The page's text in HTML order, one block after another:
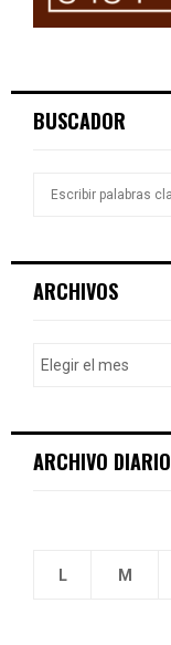
BUSCADOR
h
ARCHIVOS
ARCHIVO DIARIO
L M